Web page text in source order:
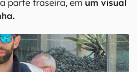
parte traseira, em um visual